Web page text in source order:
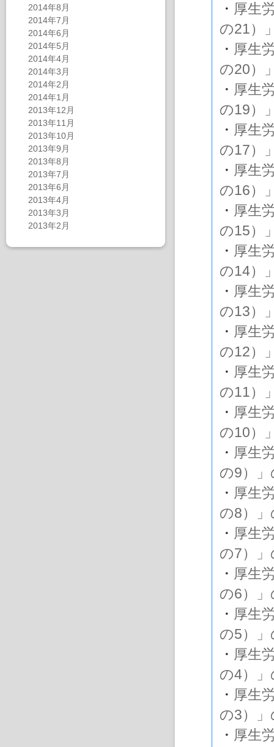
2014年8月
2014年7月
2014年6月
2014年5月
2014年4月
2014年3月
2014年2月
2014年1月
2013年12月
2013年11月
2013年10月
2013年9月
2013年8月
2013年7月
2013年6月
2013年4月
2013年3月
2013年2月
・ 厚生
の21）
・ 厚生
の20）
・ 厚生
の19）
・ 厚生
の17）
・ 厚生
の16）
・ 厚生
の15）
・ 厚生
の14）
・ 厚生
の13）
・ 厚生
の12）
・ 厚生
の11）
・ 厚生
の10）
・ 厚生
の9）
・ 厚生
の8）
・ 厚生
の7）
・ 厚生
の6）
・ 厚生
の5）
・ 厚生
の4）
・ 厚生
の3）
・ 厚生